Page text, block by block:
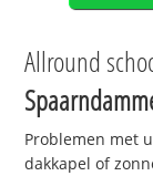
Allround
Problemen met
dakkapel of